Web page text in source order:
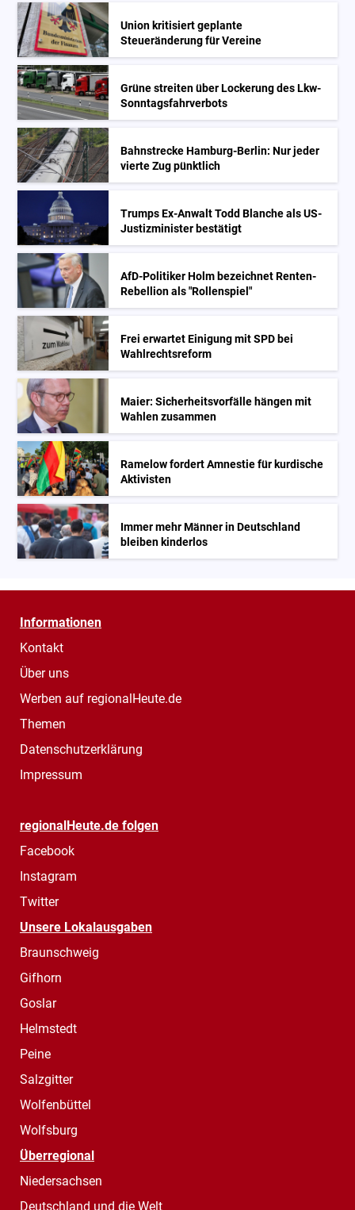
Union kritisiert geplante
Steueränderung für Vereine
Grüne streiten über Lockerung des Lkw-
Sonntagsfahrverbots
Bahnstrecke Hamburg-Berlin: Nur jeder
vierte Zug pünktlich
Trumps Ex-Anwalt Todd Blanche als US-
Justizminister bestätigt
AfD-Politiker Holm bezeichnet Renten-
Rebellion als "Rollenspiel"
Frei erwartet Einigung mit SPD bei
Wahlrechtsreform
Maier: Sicherheitsvorfälle hängen mit
Wahlen zusammen
Ramelow fordert Amnestie für kurdische
Aktivisten
Immer mehr Männer in Deutschland
bleiben kinderlos
Informationen
Kontakt
Über uns
Werben auf regionalHeute.de
Themen
Datenschutzerklärung
Impressum
regionalHeute.de folgen
Facebook
Instagram
Twitter
Unsere Lokalausgaben
Braunschweig
Gifhorn
Goslar
Helmstedt
Peine
Salzgitter
Wolfenbüttel
Wolfsburg
Überregional
Niedersachsen
Deutschland und die Welt